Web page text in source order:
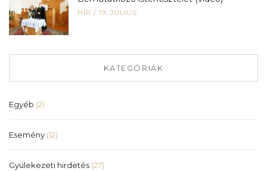
HÍR / 19, JÚLIUS
KATEGÓRIÁK
Egyéb (2)
Esemény (12)
Gyülekezeti hirdetés (27)